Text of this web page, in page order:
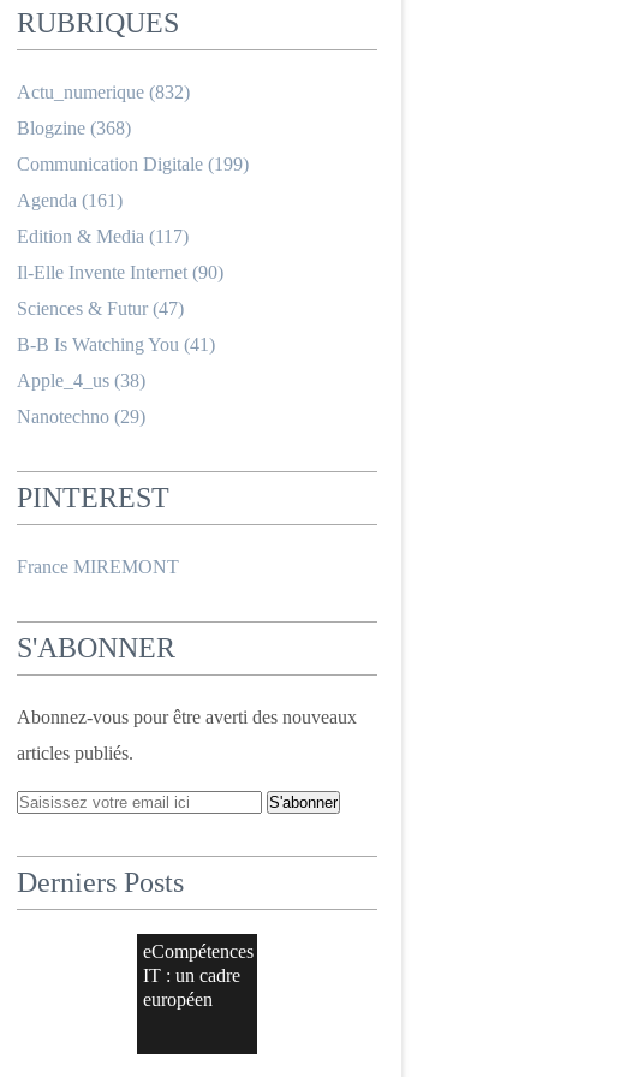
RUBRIQUES
Actu_numerique (832)
Blogzine (368)
Communication Digitale (199)
Agenda (161)
Edition & Media (117)
Il-Elle Invente Internet (90)
Sciences & Futur (47)
B-B Is Watching You (41)
Apple_4_us (38)
Nanotechno (29)
PINTEREST
France MIREMONT
S'ABONNER
Abonnez-vous pour être averti des nouveaux
articles publiés.
Derniers Posts
eCompétences
IT : un cadre
européen